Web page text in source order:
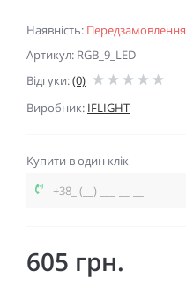
Наявність: Передзамовлення
Артикул: RGB_9_LED
Відгуки:(0)
Виробник: IFLIGHT
Купити в один клік
605 грн.